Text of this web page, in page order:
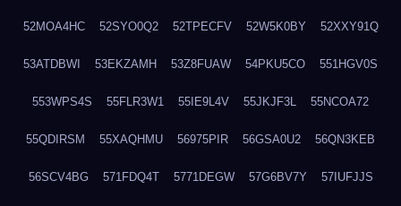
52MOA4HC 52SYO0Q2 52TPECFV 52W5K0BY 52XXY91Q
53ATDBWI 53EKZAMH 53Z8FUAW 54PKU5CO 551HGV0S
553WPS4S 55FLR3W1 55IE9L4V 55JKJF3L 55NCOA72
55QDIRSM 55XAQHMU 56975PIR 56GSA0U2 56QN3KEB
56SCV4BG 571FDQ4T 5771DEGW 57G6BV7Y 57IUFJJS